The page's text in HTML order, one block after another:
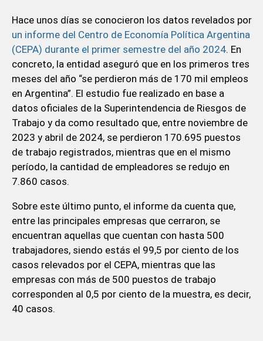
Hace unos días se conocieron los datos revelados por
un informe del Centro de Economía Política Argentina
(CEPA) durante el primer semestre del año 2024. En
concreto, la entidad aseguró que en los primeros tres
meses del año “se perdieron más de 170 mil empleos
en Argentina”. El estudio fue realizado en base a
datos oficiales de la Superintendencia de Riesgos de
Trabajo y da como resultado que, entre noviembre de
2023 y abril de 2024, se perdieron 170.695 puestos
de trabajo registrados, mientras que en el mismo
período, la cantidad de empleadores se redujo en
7.860 casos.
Sobre este último punto, el informe da cuenta que,
entre las principales empresas que cerraron, se
encuentran aquellas que cuentan con hasta 500
trabajadores, siendo estás el 99,5 por ciento de los
casos relevados por el CEPA, mientras que las
empresas con más de 500 puestos de trabajo
corresponden al 0,5 por ciento de la muestra, es decir,
40 casos.